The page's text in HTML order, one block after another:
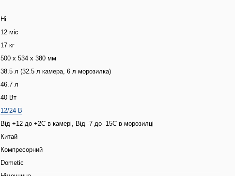
Ні
12 міс
17 кг
500 х 534 х 380 мм
38.5 л (32.5 л камера, 6 л морозилка)
46.7 л
40 Вт
12/24 В
Від +12 до +2С в камері, Від -7 до -15С в морозилці
Китай
Компресорний
Dometic